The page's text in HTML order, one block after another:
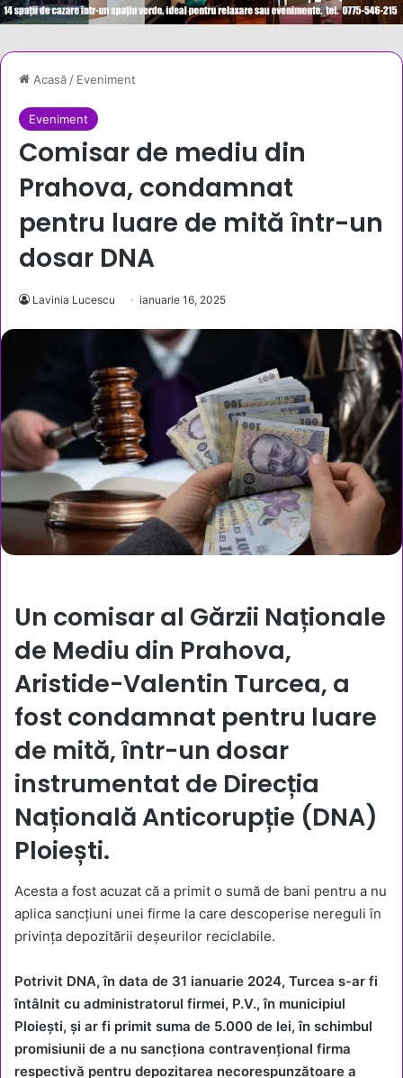
Acasă/ Eveniment
Eveniment
Comisar de mediu din
Prahova, condamnat
pentru luare de mită într-un
dosar DNA
Lavinia Lucescu ianuarie 16, 2025
Un comisar al Gărzii Naționale
de Mediu din Prahova,
Aristide-Valentin Turcea, a
fost condamnat pentru luare
de mită, într-un dosar
instrumentat de Direcția
Națională Anticorupție (DNA)
Ploiești.
Acesta a fost acuzat că a primit o sumă de bani pentru a nu
aplica sancțiuni unei firme la care descoperise nereguli în
privința depozitării deșeurilor reciclabile.
Potrivit DNA, în data de 31 ianuarie 2024, Turcea s-ar fi
întâlnit cu administratorul firmei, P.V., în municipiul
Ploiești, și ar fi primit suma de 5.000 de lei, în schimbul
promisiunii de a nu sancționa contravențional firma
respectivă pentru depozitarea necorespunzătoare a